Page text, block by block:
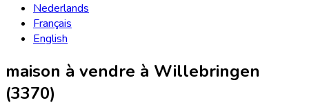
Nederlands
Français
English
maison à vendre à Willebringen
(3370)